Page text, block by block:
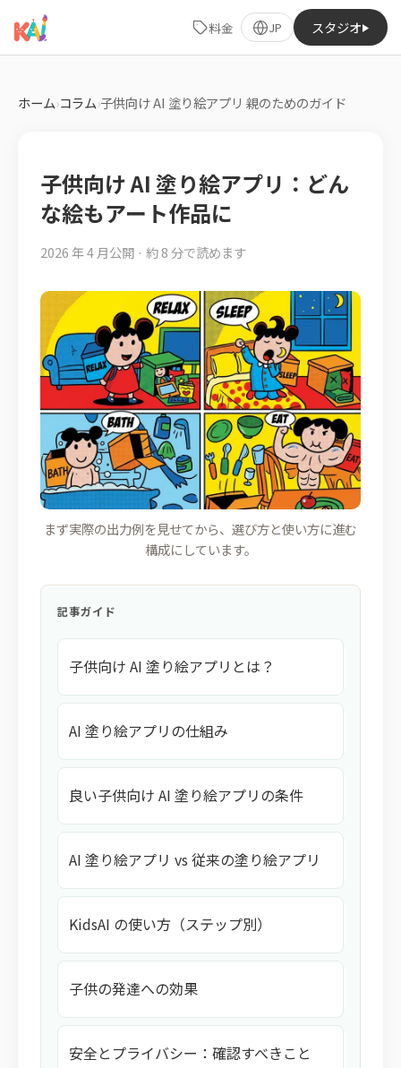
料金 JP スタジオ
ホーム›コラム›子供向け AI 塗り絵アプリ 親のためのガイド
子供向け AI 塗り絵アプリ：どん
な絵もアート作品に
2026 年 4 月公開 · 約 8 分で読めます
まず実際の出力例を見せてから、選び方と使い方に進む
構成にしています。
記事ガイド
子供向け AI 塗り絵アプリとは？
AI 塗り絵アプリの仕組み
良い子供向け AI 塗り絵アプリの条件
AI 塗り絵アプリ vs 従来の塗り絵アプリ
KidsAI の使い方（ステップ別）
子供の発達への効果
安全とプライバシー：確認すべきこと